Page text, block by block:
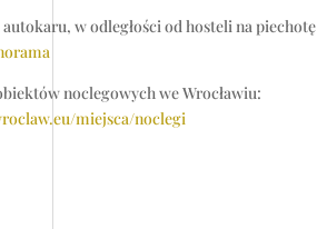
w odległości od hosteli na piechotę
noclegowych we Wrocławiu:
miejsca/noclegi